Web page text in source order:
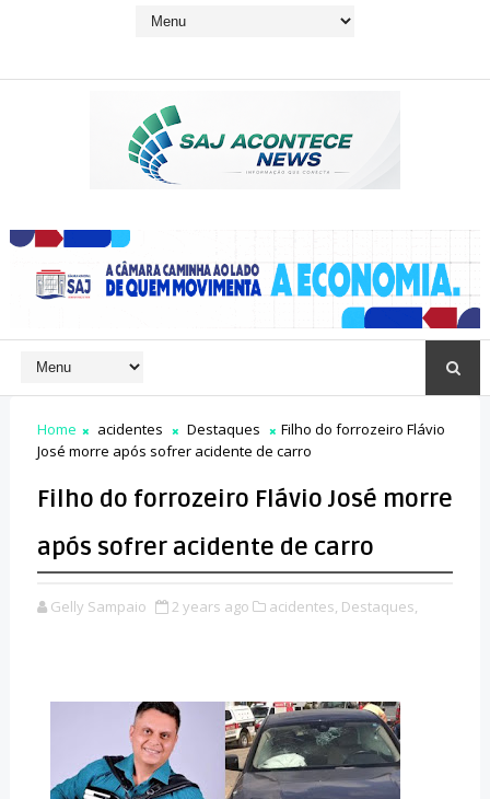
Home acidentes Destaques
Filho do forrozeiro Flávio
José morre após sofrer acidente de carro
Filho do forrozeiro Flávio José morre
após sofrer acidente de carro
Gelly Sampaio 2 years ago acidentes, Destaques,